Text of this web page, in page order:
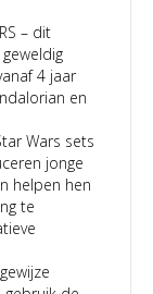
– dit
4 jaar
en
Wars sets
jonge
helpen hen
te